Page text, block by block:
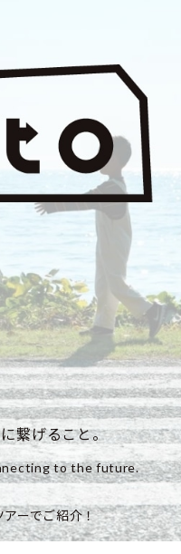
繋げること。
to the future.
ーでご紹介！